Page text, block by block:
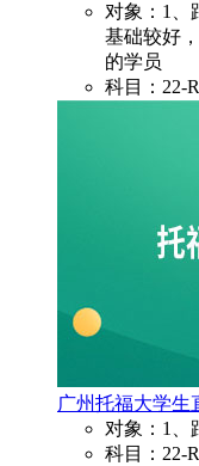
对象：1、
基础较好
的学员
科目：22-
广州托福大学生
对象：1、
科目：22-